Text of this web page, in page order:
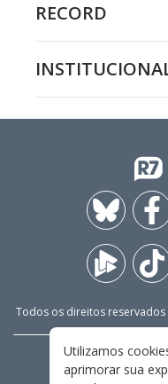
RECORD
Todos os direitos reservados
Utilizamos
aprimorar sua